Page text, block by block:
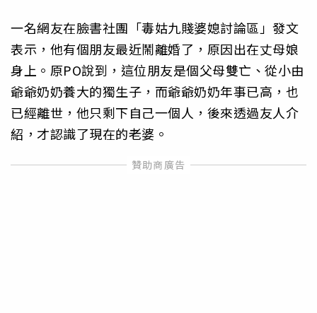
一名網友在臉書社團「毒姑九賤婆媳討論區」發文
表示，他有個朋友最近鬧離婚了，原因出在丈母娘
身上。原PO說到，這位朋友是個父母雙亡、從小由
爺爺奶奶養大的獨生子，而爺爺奶奶年事已高，也
已經離世，他只剩下自己一個人，後來透過友人介
紹，才認識了現在的老婆。